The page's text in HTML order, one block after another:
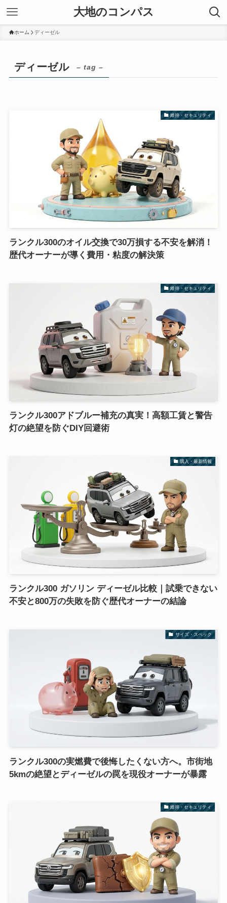
大地のコンパス
ホーム ディーゼル
ディーゼル – tag –
維持・セキュリティ
ランクル300のオイル交換で30万損する不安を解消！
歴代オーナーが導く費用・粘度の解決策
維持・セキュリティ
ランクル300アドブルー補充の真実！高額工賃と警告
灯の絶望を防ぐDIY回避術
購入・最新情報
ランクル300 ガソリン ディーゼル比較｜試乗できない
不安と800万の失敗を防ぐ歴代オーナーの結論
サイズ・スペック
ランクル300の実燃費で後悔したくない方へ。市街地
5kmの絶望とディーゼルの罠を現役オーナーが暴露
維持・セキュリティ